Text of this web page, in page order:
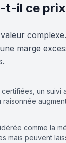
t-il ce
marge
un
comme la
mais peuvent